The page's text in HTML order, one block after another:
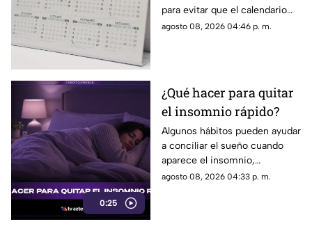
para evitar que el calendario
pierda sincronía con las
agosto 08, 2026 04:46 p. m.
0:25
¿Qué hacer para quitar
el insomnio rápido?
Algunos hábitos pueden ayudar
a conciliar el sueño cuando
aparece el insomnio,
especialmente reducir la
agosto 08, 2026 04:33 p. m.